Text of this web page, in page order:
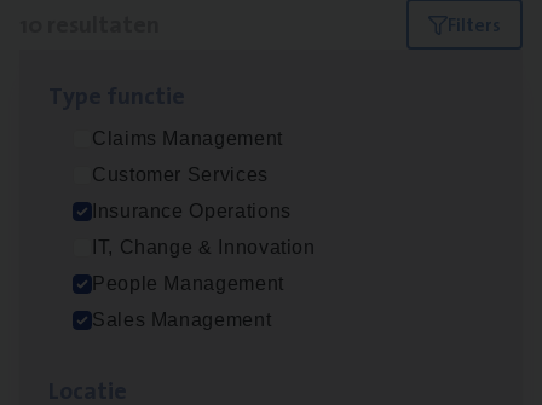
Filters
Claims Management
Customer Services
Insurance Operations
IT, Change & Innovation
People Management
Sales Management
Dos­sier­be­heer­der ver­ze­ke­rin­gen — Soci­al
Pro­fit en Public
Insurance Operations
Antwerpen